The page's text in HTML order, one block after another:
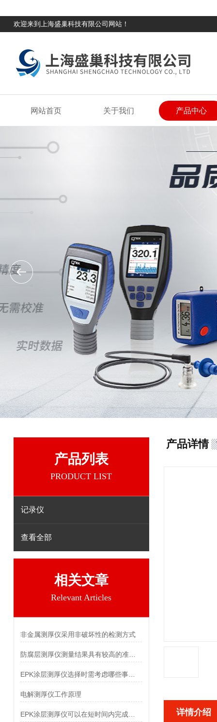
欢迎来到上海盛巢科技有限公司网站！
网站首页 关于我们 产品中心
产品列表
PRODUCT LIST
记录仪
查看全部
相关文章
Relevant Articles
非金属测厚仪采用非破坏性的检测方式
电解测厚仪工作原理
产品详情
详情介绍